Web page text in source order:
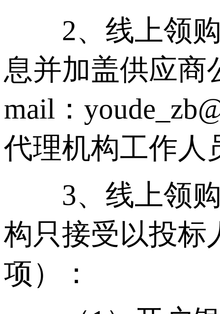
2、线上领购
息并加盖供应商
mail：
代理机构工作人
3、线上领购
构只接受以投标
项）：